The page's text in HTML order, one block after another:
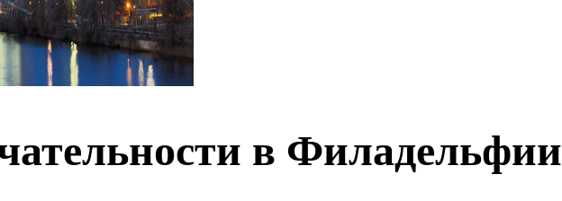
в Филадельфии